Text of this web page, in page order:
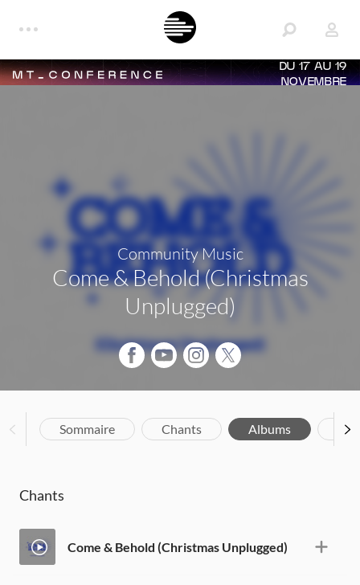
DU 17 AU 19
NOVEMBRE
Community Music
Come & Behold (Christmas
Unplugged)
Sommaire Chants Albums
Chants
Come & Behold (Christmas Unplugged)